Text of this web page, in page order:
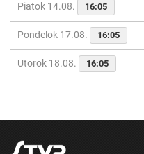
Piatok 14.08. 16:05
Pondelok 17.08. 16:05
Utorok 18.08. 16:05